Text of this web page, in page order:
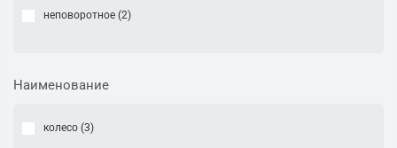
неповоротное (2)
Наименование
колесо (3)